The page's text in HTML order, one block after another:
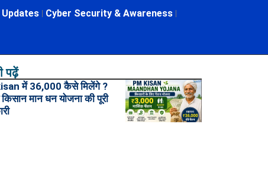
Cyber Security & Awareness
पढ़ें
में 36,000 कैसे मिलेंगे ?
किसान मान धन योजना की पूरी